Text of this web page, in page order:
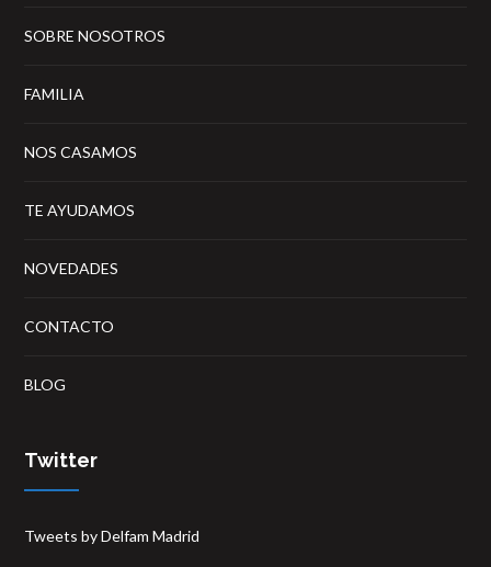
SOBRE NOSOTROS
FAMILIA
NOS CASAMOS
TE AYUDAMOS
NOVEDADES
CONTACTO
BLOG
Twitter
Tweets by Delfam Madrid